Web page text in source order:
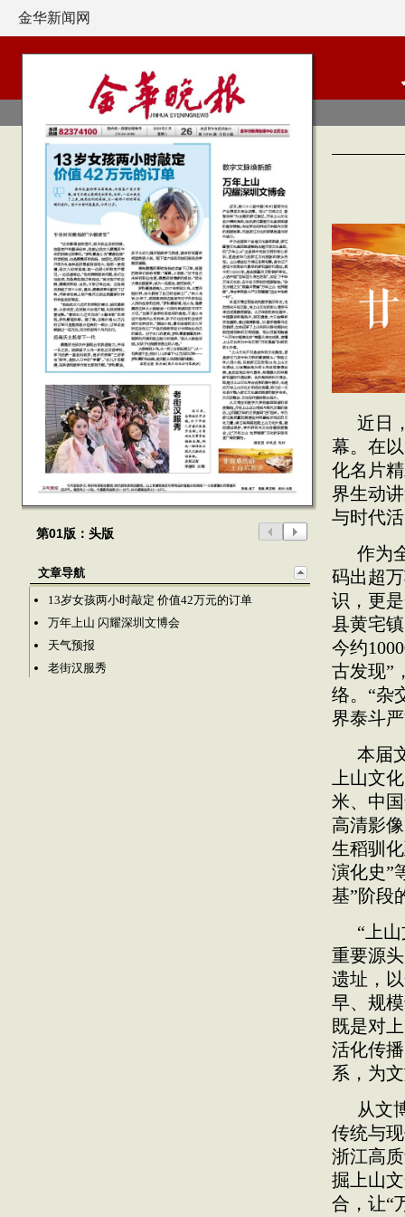
金华新闻网
第01版：头版
文章导航
13岁女孩两小时敲定 价值42万元的订单
万年上山 闪耀深圳文博会
天气预报
老街汉服秀
近日
幕。在
化名片
界生动
与时代
作为
码出超
识，更
县黄宅
今约
古发现”
络。“杂
界泰斗
本届
上山文
米、中
高清影
生稻驯
演化史”
基”阶段
“上
重要源
遗址，
早、规
既是对
活化传
系，为
从文
传统与
浙江高
掘上山
合，让“